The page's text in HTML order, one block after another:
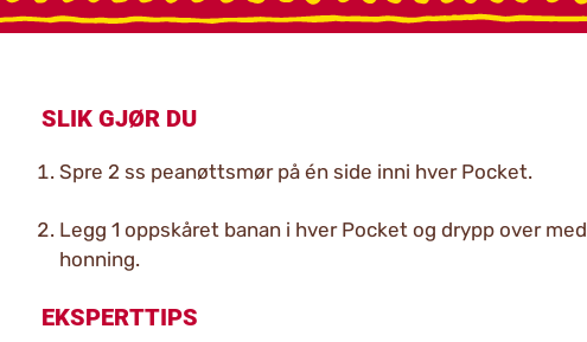
SLIK GJØR DU
Spre 2 ss peanøttsmør på én side inni hver Pocket.
Legg 1 oppskåret banan i hver Pocket og drypp over med
honning.
EKSPERTTIPS